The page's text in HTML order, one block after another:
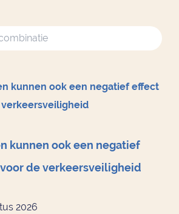
kunnen ook een negatief
de verkeersveiligheid
2026